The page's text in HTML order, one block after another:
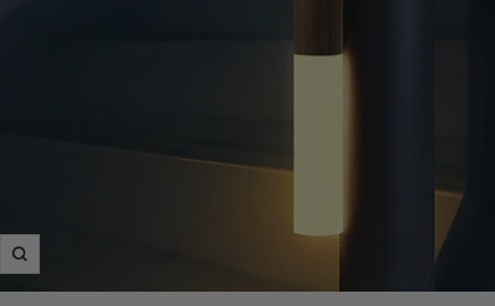
Zoom